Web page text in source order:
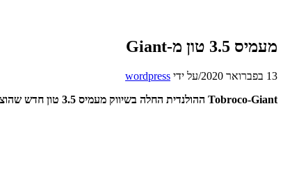
מעמיס 3.5 טון מ-Giant
13 בפברואר 2020 /על ידי wordpress
Tobroco-Giant ההולנדית החלה בשיווק מעמיס 3.5 טון חדש שהוצג כבר לפני כשנה. הנה הפרטים